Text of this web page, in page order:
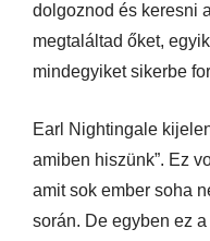
dolgoznod és keresni
megtaláltad őket,
mindegyiket sikerbe
Earl Nightingale
amiben hiszünk”. Ez
amit sok ember soha
során. De egyben ez